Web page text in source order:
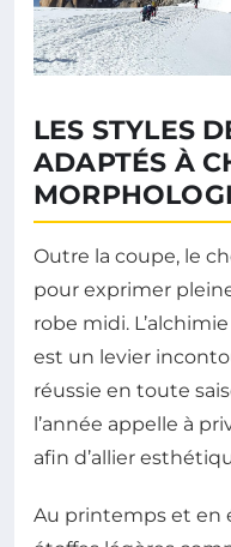
LES STYLES
ADAPTÉS À
Outre la coupe, le
pour exprimer
robe midi.
est un levier
réussie en toute
l’année appelle à
afin d’allier
Au printemps et en